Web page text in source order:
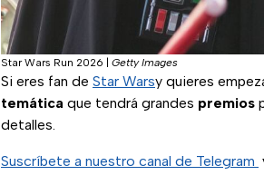
Star Wars Run 2026 Getty Images
Si eres fan de Star Warsy quieres
temática que tendrá grandes premios
detalles.
Suscríbete a nuestro canal de Telegram